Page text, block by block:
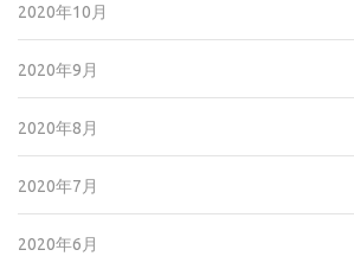
2020年10月
2020年9月
2020年8月
2020年7月
2020年6月